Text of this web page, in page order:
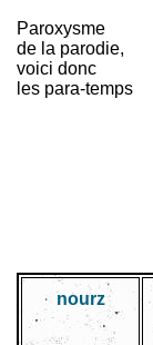
Paroxysme
de la parodie,
voici donc
les para-temps
nourz